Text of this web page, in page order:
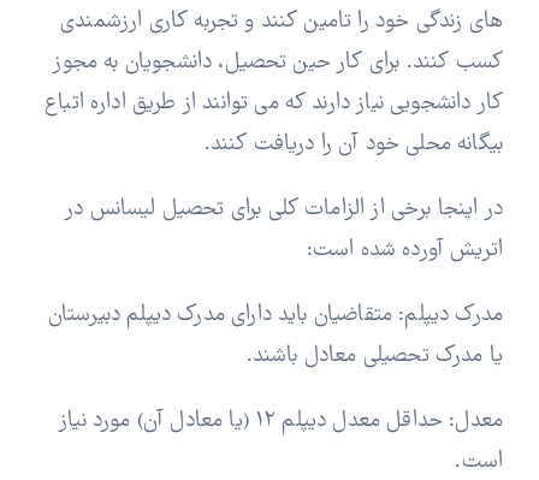
های زندگی خود را تامین کنند و تجربه کاری ارزشمندی
کسب کنند. برای کار حین تحصیل، دانشجویان به مجوز
کار دانشجویی نیاز دارند که می توانند از طریق اداره اتباع
بیگانه محلی خود آن را دریافت کنند.
در اینجا برخی از الزامات کلی برای تحصیل لیسانس در
اتریش آورده شده است:
مدرک دیپلم: متقاضیان باید دارای مدرک دیپلم دبیرستان
یا مدرک تحصیلی معادل باشند.
معدل: حداقل معدل دیپلم 12 (یا معادل آن) مورد نیاز
است.